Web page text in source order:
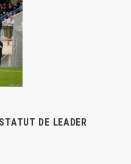
DE LEADER